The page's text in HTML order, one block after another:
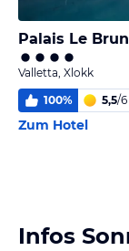
Palais Le Brun
Valletta, Xlokk
100% 5,5/6
Zum Hotel
Infos